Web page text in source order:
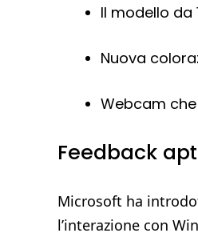
Il modello da
Nuova
Webcam
Feedback
Microsoft ha
l’interazione con